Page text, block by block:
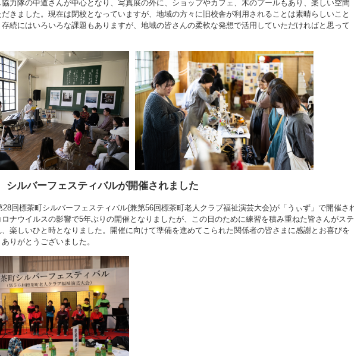
協力隊の中道さんが中心となり、写真展の外に、ショップやカフェ、木のプールもあり、楽しい空間
きました。現在は閉校となっていますが、地域の方々に旧校舎が利用されることは素晴らしいこと
続にはいろいろな課題もありますが、地域の皆さんの柔軟な発想で活用していただければと思って
ルバーフェスティバルが開催されました
28回標茶町シルバーフェスティバル(兼第56回標茶町老人クラブ福祉演芸大会)が「うぃず」で開催さ
ロナウイルスの影響で5年ぶりの開催となりましたが、この日のために練習を積み重ねた皆さんがステ
楽しいひと時となりました。開催に向けて準備を進めてこられた関係者の皆さまに感謝とお喜びを
りがとうございました。